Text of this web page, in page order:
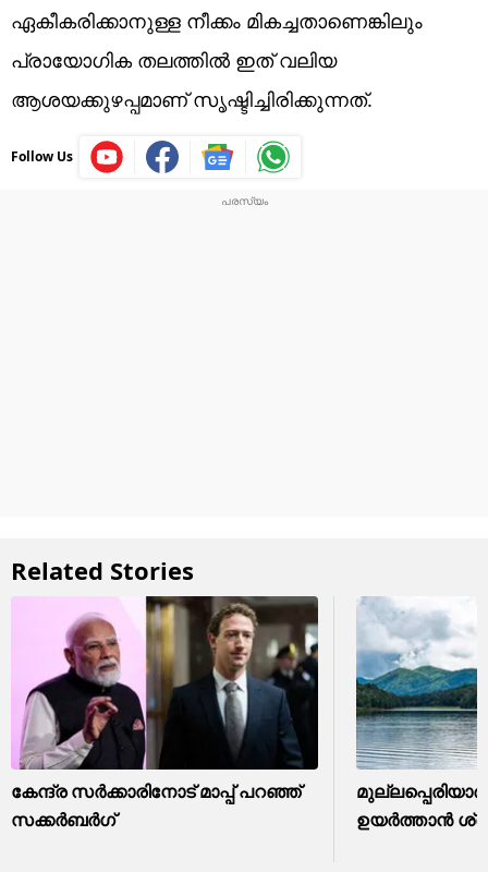
ഏകീകരിക്കാനുള്ള നീക്കം മികച്ചതാണെങ്കിലും
പ്രായോഗിക തലത്തിൽ ഇത് വലിയ
ആശയക്കുഴപ്പമാണ് സൃഷ്ടിച്ചിരിക്കുന്നത്.
Follow Us
Related Stories
കേന്ദ്ര സർക്കാരിനോട് മാപ്പ് പറഞ്ഞ്
സക്കർബർഗ്
മുല്ലപ്പെരിയാർ
ഉയർത്താൻ